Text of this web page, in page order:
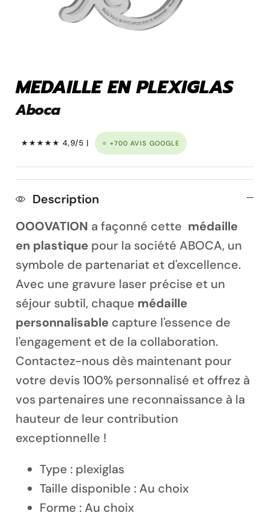
Porte clé à graver
Magnet personnalisé
MEDAILLE EN PLEXIGLAS
Aboca
★★★★★ 4,9/5 | ⭐ +700 AVIS GOOGLE
Description
OOOVATION a façonné cette médaille
en plastique pour la société ABOCA, un
symbole de partenariat et d'excellence.
Avec une gravure laser précise et un
séjour subtil, chaque médaille
personnalisable capture l'essence de
l'engagement et de la collaboration.
Contactez-nous dès maintenant pour
votre devis 100% personnalisé et offrez à
vos partenaires une reconnaissance à la
hauteur de leur contribution
exceptionnelle !
Type : plexiglas
Taille disponible : Au choix
Forme : Au choix